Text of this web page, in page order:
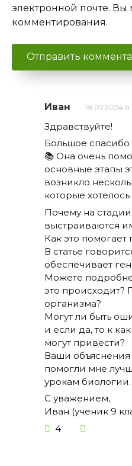
электронной почте. Вы
комментирования.
Иван 18.07.2024 в
Здравствуйте!
Большое спасибо
📚 Она очень
основные этапы
возникло
которые хотелось
Почему на
выстраиваются
Как это помогает
В статье
обеспечивает
Можете
это происходит?
организма?
Могут ли быть
и если да, то к
могут привести?
Ваши объяснения
помогли мне
урокам
С уважением,
Иван (ученик 9
4